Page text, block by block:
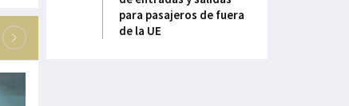
para pasajeros de fuera
de la UE